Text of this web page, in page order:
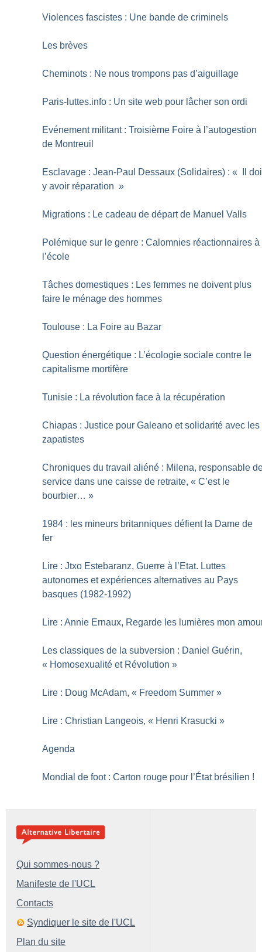
Violences fascistes : Une bande de criminels
Les brèves
Cheminots : Ne nous trompons pas d’aiguillage
Paris-luttes.info : Un site web pour lâcher son ordi
Evénement militant : Troisième Foire à l’autogestion
de Montreuil
Esclavage : Jean-Paul Dessaux (Solidaires) : «
Il
y avoir réparation »
Migrations : Le cadeau de départ de Manuel Valls
Polémique sur le genre : Calomnies réactionnaires à
l’école
Tâches domestiques : Les femmes ne doivent plus
faire le ménage des hommes
Toulouse : La Foire au Bazar
Question énergétique : L’écologie sociale contre le
capitalisme mortifère
Tunisie : La révolution face à la récupération
Chiapas : Justice pour Galeano et solidarité avec les
zapatistes
Chroniques du travail aliéné : Milena, responsable
service dans une caisse de retraite, « C’est le
bourbier… »
1984 : les mineurs britanniques défient la Dame de
fer
Lire : Jtxo Estebaranz, Guerre à l’Etat. Luttes
autonomes et expériences alternatives au Pays
basques (1982-1992)
Lire : Annie Ernaux, Regarde les lumières mon
Les classiques de la subversion : Daniel Guérin,
« Homosexualité et Révolution »
Lire : Doug McAdam, « Freedom Summer »
Lire : Christian Langeois, « Henri Krasucki »
Agenda
Mondial de foot : Carton rouge pour l’État brésilien !
Qui sommes-nous ?
Manifeste de l'UCL
Contacts
Syndiquer le site de l'UCL
Plan du site